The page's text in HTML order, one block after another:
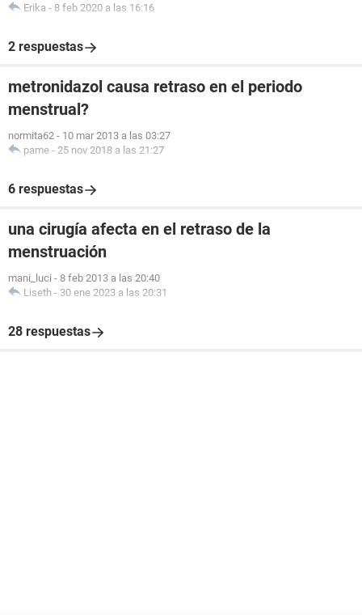
Erika - 8 feb 2020 a las 16:16
2 respuestas
metronidazol causa retraso en el periodo
menstrual?
normita62 - 10 mar 2013 a las 03:27
pame - 25 nov 2018 a las 21:27
6 respuestas
una cirugía afecta en el retraso de la
menstruación
mani_luci - 8 feb 2013 a las 20:40
Liseth - 30 ene 2023 a las 20:31
28 respuestas